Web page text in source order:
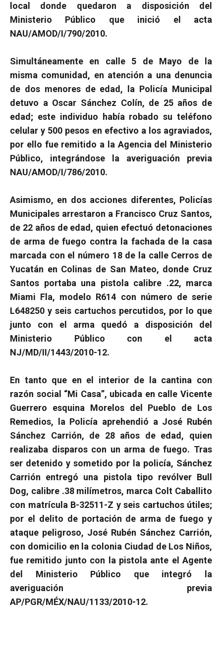
local donde quedaron a disposición del
Ministerio Público que inició el acta
NAU/AMOD/I/790/2010.
Simultáneamente en calle 5 de Mayo de la
misma comunidad, en atención a una denuncia
de dos menores de edad, la Policía Municipal
detuvo a Oscar Sánchez Colín, de 25 años de
edad; este individuo había robado su teléfono
celular y 500 pesos en efectivo a los agraviados,
por ello fue remitido a la Agencia del Ministerio
Público, integrándose la averiguación previa
NAU/AMOD/I/786/2010.
Asimismo, en dos acciones diferentes, Policías
Municipales arrestaron a Francisco Cruz Santos,
de 22 años de edad, quien efectuó detonaciones
de arma de fuego contra la fachada de la casa
marcada con el número 18 de la calle Cerros de
Yucatán en Colinas de San Mateo, donde Cruz
Santos portaba una pistola calibre .22, marca
Miami Fla, modelo R614 con número de serie
L648250 y seis cartuchos percutidos, por lo que
junto con el arma quedó a disposición del
Ministerio Público con el acta
NJ/MD/II/1443/2010-12.
En tanto que en el interior de la cantina con
razón social “Mi Casa”, ubicada en calle Vicente
Guerrero esquina Morelos del Pueblo de Los
Remedios, la Policía aprehendió a José Rubén
Sánchez Carrión, de 28 años de edad, quien
realizaba disparos con un arma de fuego. Tras
ser detenido y sometido por la policía, Sánchez
Carrión entregó una pistola tipo revólver Bull
Dog, calibre .38 milímetros, marca Colt Caballito
con matrícula B-32511-Z y seis cartuchos útiles;
por el delito de portación de arma de fuego y
ataque peligroso, José Rubén Sánchez Carrión,
con domicilio en la colonia Ciudad de Los Niños,
fue remitido junto con la pistola ante el Agente
del Ministerio Público que integró la
averiguación previa
AP/PGR/MÉX/NAU/1133/2010-12.